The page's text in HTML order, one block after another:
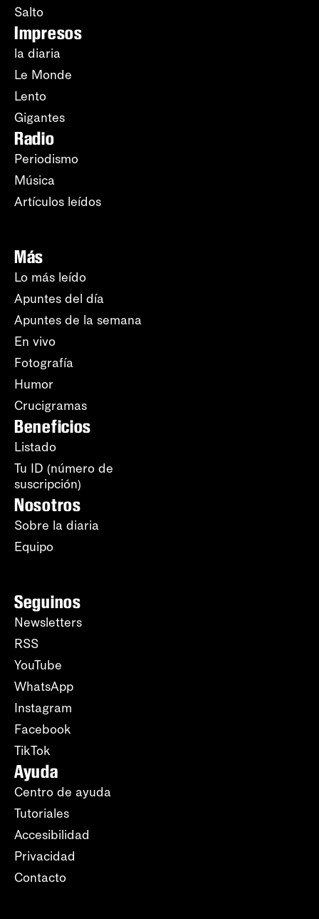
Salto
Impresos
la diaria
Le Monde
Lento
Gigantes
Radio
Periodismo
Música
Artículos leídos
Más
Lo más leído
Apuntes del día
Apuntes de la semana
En vivo
Fotografía
Humor
Crucigramas
Beneficios
Listado
Tu ID (número de
suscripción)
Nosotros
Sobre la diaria
Equipo
Seguinos
Newsletters
RSS
YouTube
WhatsApp
Instagram
Facebook
TikTok
Ayuda
Centro de ayuda
Tutoriales
Accesibilidad
Privacidad
Contacto